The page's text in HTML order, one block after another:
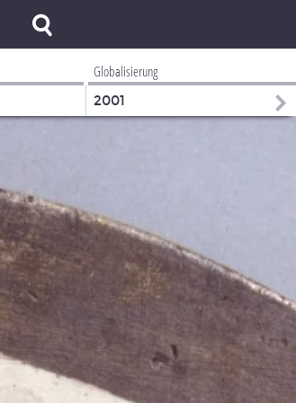
Globalisierung
2001